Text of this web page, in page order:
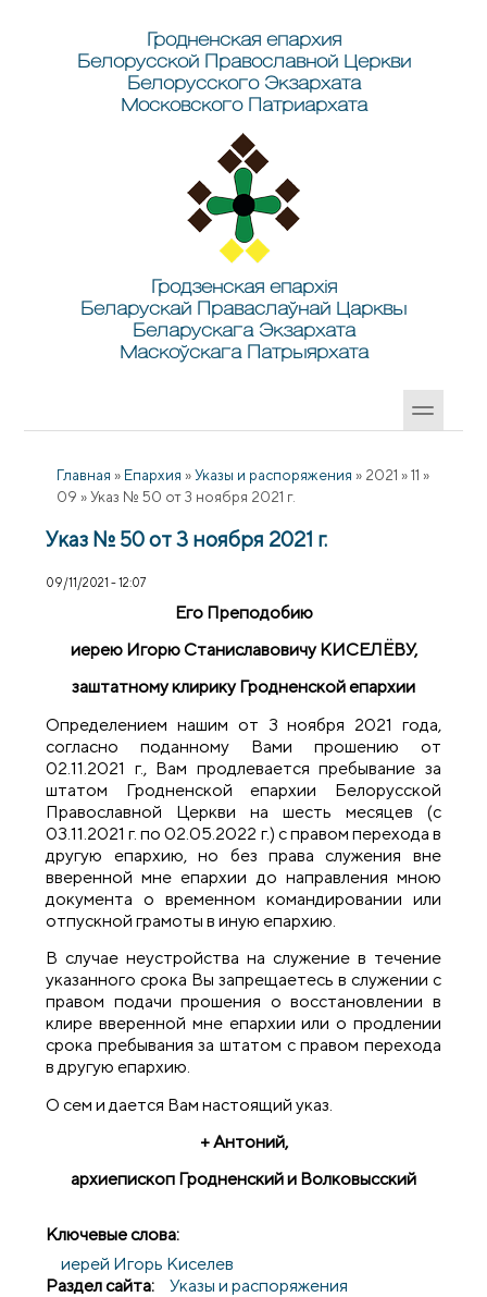
Гродненская епархия
Белорусской Православной Церкви
Белорусского Экзархата
Московского Патриархата
Гродзенская епархія
Беларускай Праваслаўнай Царквы
Беларускага Экзархата
Маскоўскага Патрыярхата
Главная » Епархия » Указы и распоряжения » 2021 » 11 »
09 » Указ № 50 от 3 ноября 2021 г.
Указ № 50 от 3 ноября 2021 г.
09/11/2021 - 12:07
Его Преподобию
иерею Игорю Станиславовичу КИСЕЛЁВУ,
заштатному клирику Гродненской епархии
Определением нашим от 3 ноября 2021 года,
согласно поданному Вами прошению от
02.11.2021 г., Вам продлевается пребывание за
штатом Гродненской епархии Белорусской
Православной Церкви на шесть месяцев (с
03.11.2021 г. по 02.05.2022 г.) с правом перехода в
другую епархию, но без права служения вне
вверенной мне епархии до направления мною
документа о временном командировании или
отпускной грамоты в иную епархию.
В случае неустройства на служение в течение
указанного срока Вы запрещаетесь в служении с
правом подачи прошения о восстановлении в
клире вверенной мне епархии или о продлении
срока пребывания за штатом с правом перехода
в другую епархию.
О сем и дается Вам настоящий указ.
+ Антоний,
архиепископ Гродненский и Волковысский
Ключевые слова:
иерей Игорь Киселев
Раздел сайта:
Указы и распоряжения